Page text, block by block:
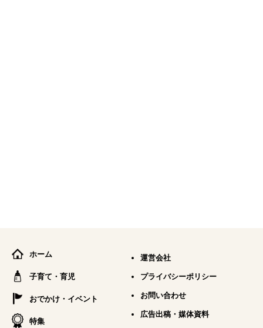
ホーム
子育て・育児
おでかけ・イベント
特集
運営会社
プライバシーポリシー
お問い合わせ
広告出稿・媒体資料